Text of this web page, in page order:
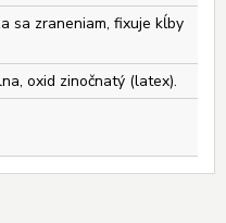
sa zraneniam, fixuje kĺby
oxid zinočnatý (latex).